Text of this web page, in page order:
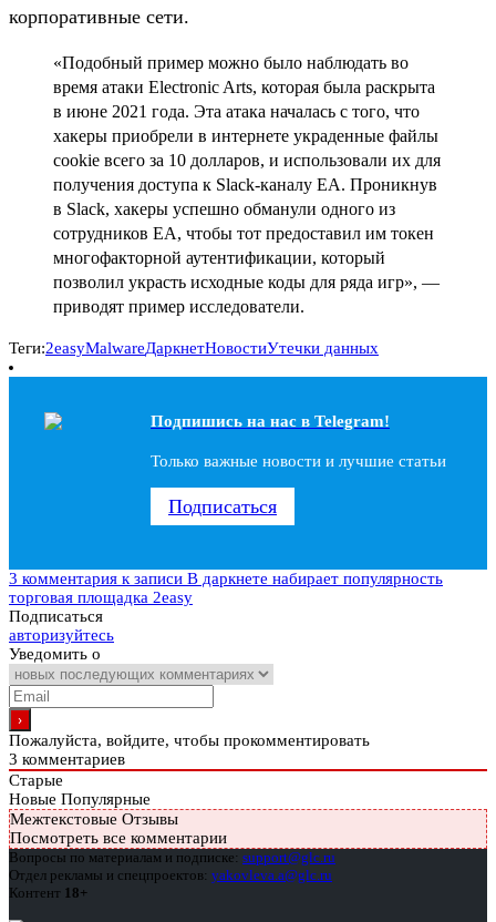
корпоративные сети.
«Подобный пример можно было наблюдать во
время атаки Electronic Arts, которая была раскрыта
в июне 2021 года. Эта атака началась с того, что
хакеры приобрели в интернете украденные файлы
cookie всего за 10 долларов, и использовали их для
получения доступа к Slack-каналу EA. Проникнув
в Slack, хакеры успешно обманули одного из
сотрудников EA, чтобы тот предоставил им токен
многофакторной аутентификации, который
позволил украсть исходные коды для ряда игр», —
приводят пример исследователи.
Теги:2easyMalwareДаркнетНовостиУтечки данных
Подпишись на наc в Telegram!
Только важные новости и лучшие статьи
Подписаться
3 комментария к записи В даркнете набирает популярность
торговая площадка 2easy
Подписаться
авторизуйтесь
Уведомить о
Пожалуйста, войдите, чтобы прокомментировать
3 комментариев
Старые
Новые Популярные
Межтекстовые Отзывы
Посмотреть все комментарии
Вопросы по материалам и подписке: support@glc.ru
Отдел рекламы и спецпроектов: yakovleva.a@glc.ru
Контент 18+